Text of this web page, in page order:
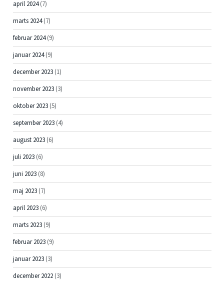
april 2024(7)
marts 2024(7)
februar 2024(9)
januar 2024(9)
december 2023 (1)
november 2023 (3)
oktober 2023 (5)
september 2023 (4)
august 2023 (6)
juli 2023 (6)
juni 2023 (8)
maj 2023 (7)
april 2023 (6)
marts 2023 (9)
februar 2023 (9)
januar 2023 (3)
december 2022 (3)